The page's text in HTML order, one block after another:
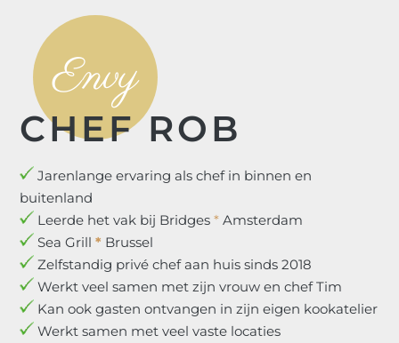
Envy
CHEF ROB
Jarenlange ervaring als chef in binnen en
buitenland
Leerde het vak bij Bridges* Amsterdam
Sea Grill* Brussel
Zelfstandig privé chef aan huis sinds 2018
Werkt veel samen met zijn vrouw en chef Tim
Kan ook gasten ontvangen in zijn eigen kookatelier
Werkt samen met veel vaste locaties